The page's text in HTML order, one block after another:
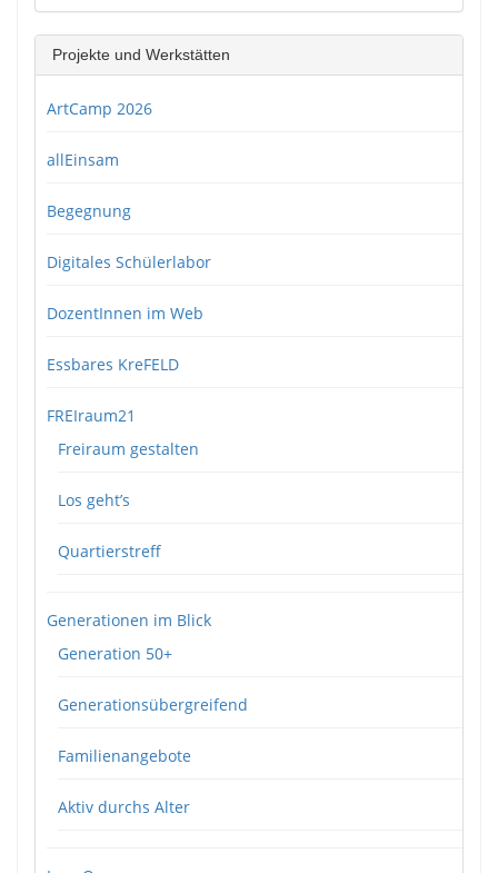
Projekte und Werkstätten
ArtCamp 2026
allEinsam
Begegnung
Digitales Schülerlabor
DozentInnen im Web
Essbares KreFELD
FREIraum21
Freiraum gestalten
Los geht’s
Quartierstreff
Generationen im Blick
Generation 50+
Generationsübergreifend
Familienangebote
Aktiv durchs Alter